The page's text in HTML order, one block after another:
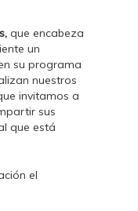
que encabeza
un
su programa
nuestros
invitamos a
sus
que está
el